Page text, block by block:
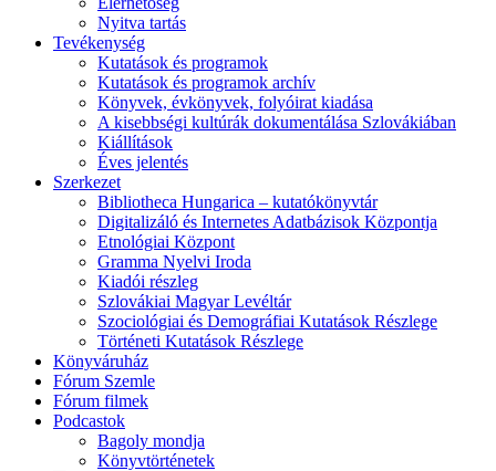
Nyitva tartás
Tevékenység
Kutatások és programok
Kutatások és programok archív
Könyvek, évkönyvek, folyóirat kiadása
A kisebbségi kultúrák dokumentálása Szlovákiában
Kiállítások
Éves jelentés
Szerkezet
Bibliotheca Hungarica – kutatókönyvtár
Digitalizáló és Internetes Adatbázisok Központja
Etnológiai Központ
Gramma Nyelvi Iroda
Kiadói részleg
Szlovákiai Magyar Levéltár
Szociológiai és Demográfiai Kutatások Részlege
Történeti Kutatások Részlege
Könyváruház
Fórum Szemle
Fórum filmek
Podcastok
Bagoly mondja
Könyvtörténetek